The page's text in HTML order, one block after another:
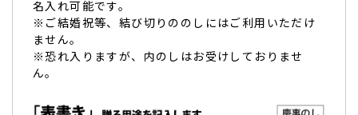
孫の卒園記念に。とても美味しくて大好評でした。
会の締めにいただきましたが、
ご購入頂いた商品：
卒園祝い オリジナル メッセージ入り ど
名入れ可能です。
※ご結婚祝等、結び切りののしにはご利用いただけ
ません。
※恐れ入りますが、内のしはお受けしておりませ
ん。